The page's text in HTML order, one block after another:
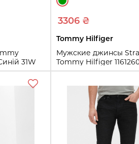
31W
38W 30L
3306 ₴
Tommy Hilfiger
Мужские джинсы
Tommy Hilfiger
(Зеленый 40W 32L)
40W 32L